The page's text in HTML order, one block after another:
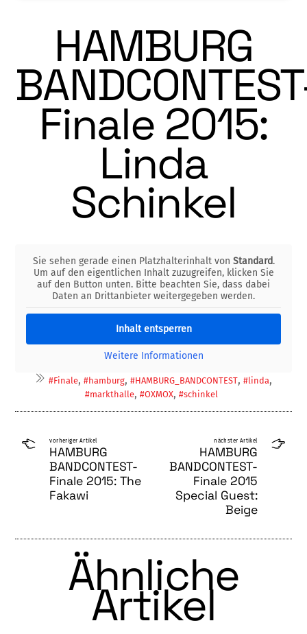
HAMBURG
Finale 2015:
Linda
Schinkel
Sie sehen gerade einen Platzhalterinhalt von Standard.
Um auf den eigentlichen Inhalt zuzugreifen, klicken Sie
auf den Button unten. Bitte beachten Sie, dass dabei
Daten an Drittanbieter weitergegeben werden.
Inhalt entsperren
Weitere Informationen
#Finale, #hamburg, #HAMBURG_BANDCONTEST, #linda,
#markthalle, #OXMOX, #schinkel
vorheriger Artikel
HAMBURG
BANDCONTEST-
Finale 2015: The
Fakawi
nächster Artikel
HAMBURG
BANDCONTEST-
Finale 2015
Special Guest:
Beige
Ähnliche
Artikel